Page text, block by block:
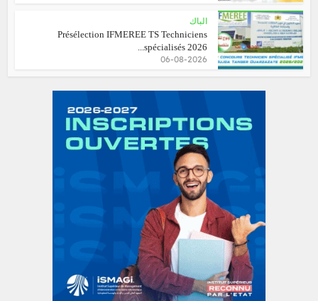
الباك
Présélection IFMEREE TS Techniciens
spécialisés 2026...
06-08-2026